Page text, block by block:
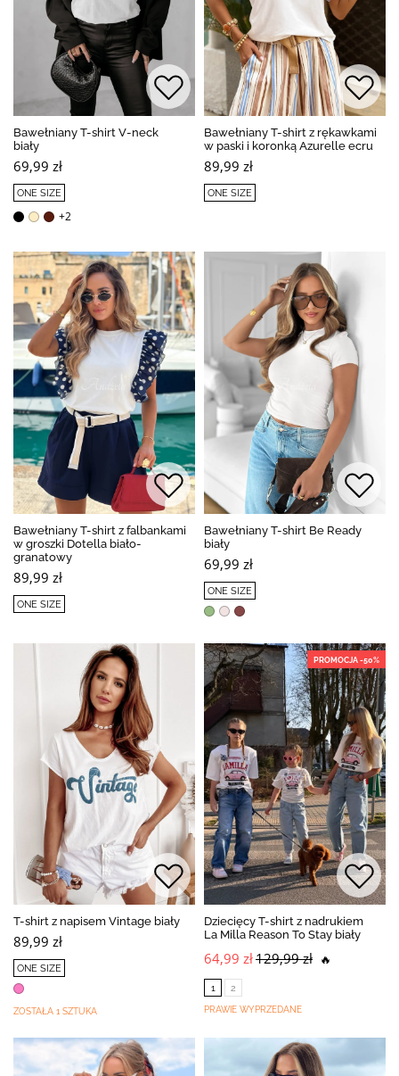
Bawełniany T-shirt V-neck
biały
69,99 zł
ONE SIZE
+2
Bawełniany T-shirt z rękawkami
w paski i koronką Azurelle ecru
89,99 zł
ONE SIZE
Bawełniany T-shirt z falbankami
w groszki Dotella biało-
granatowy
89,99 zł
ONE SIZE
Bawełniany T-shirt Be Ready
biały
69,99 zł
ONE SIZE
T-shirt z napisem Vintage biały
89,99 zł
ONE SIZE
ZOSTAŁA 1 SZTUKA
PROMOCJA -50%
Dziecięcy T-shirt z nadrukiem
La Milla Reason To Stay biały
64,99 zł129,99 zł 🔥
1 2
PRAWIE WYPRZEDANE